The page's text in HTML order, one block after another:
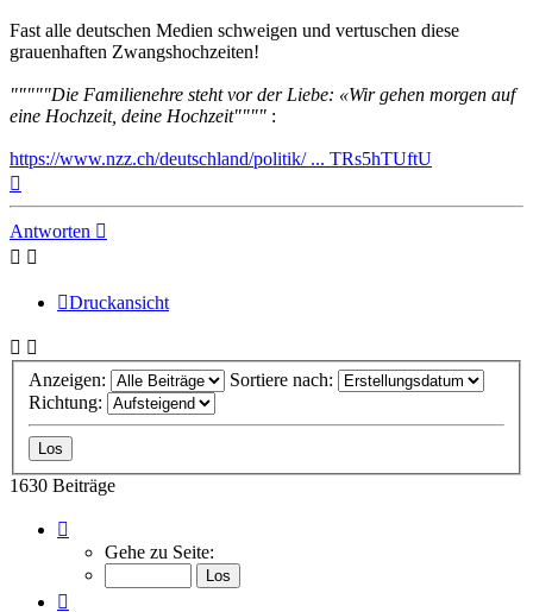
Fast alle deutschen Medien schweigen und vertuschen diese
grauenhaften Zwangshochzeiten!
"""""Die Familienehre steht vor der Liebe: «Wir gehen morgen auf
eine Hochzeit, deine Hochzeit"""" :
https://www.nzz.ch/deutschland/politik/ ... TRs5hTUftU
Antworten
Druckansicht
Anzeigen:
Sortiere nach:
Richtung:
1630 Beiträge
82
von
Gehe zu Seite: